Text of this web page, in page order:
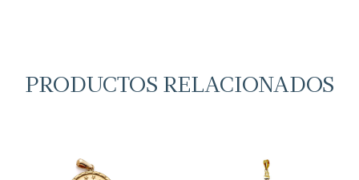
PRODUCTOS RELACIONADOS